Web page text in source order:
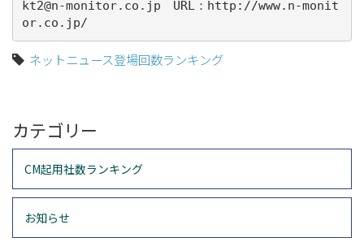
kt2@n-monitor.co.jp URL：http://www.n-monit
or.co.jp/
ネットニュース登場回数ランキング
カテゴリー
CM起用社数ランキング
お知らせ